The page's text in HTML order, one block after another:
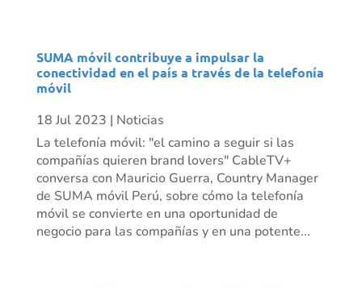
SUMA móvil contribuye a impulsar la
conectividad en el país a través de la telefonía
móvil
18 Jul 2023 | Noticias
La telefonía móvil: "el camino a seguir si las
compañías quieren brand lovers" CableTV+
conversa con Mauricio Guerra, Country Manager
de SUMA móvil Perú, sobre cómo la telefonía
móvil se convierte en una oportunidad de
negocio para las compañías y en una potente...